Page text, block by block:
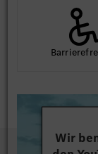
Wir